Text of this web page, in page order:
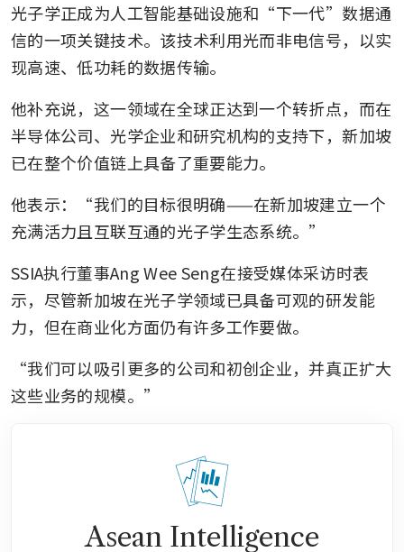
光子学正成为人工智能基础设施和“下一代”数据通
信的一项关键技术。该技术利用光而非电信号，以实
现高速、低功耗的数据传输。
他补充说，这一领域在全球正达到一个转折点，而在
半导体公司、光学企业和研究机构的支持下，新加坡
已在整个价值链上具备了重要能力。
他表示：“我们的目标很明确——在新加坡建立一个
充满活力且互联互通的光子学生态系统。”
SSIA执行董事Ang Wee Seng在接受媒体采访时表
示，尽管新加坡在光子学领域已具备可观的研发能
力，但在商业化方面仍有许多工作要做。
“我们可以吸引更多的公司和初创企业，并真正扩大
这些业务的规模。”
Asean Intelligence